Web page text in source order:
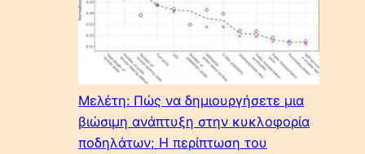
Μελέτη: Πώς να δημιουργήσετε μια
βιώσιμη ανάπτυξη στην κυκλοφορία
ποδηλάτων; Η περίπτωση του